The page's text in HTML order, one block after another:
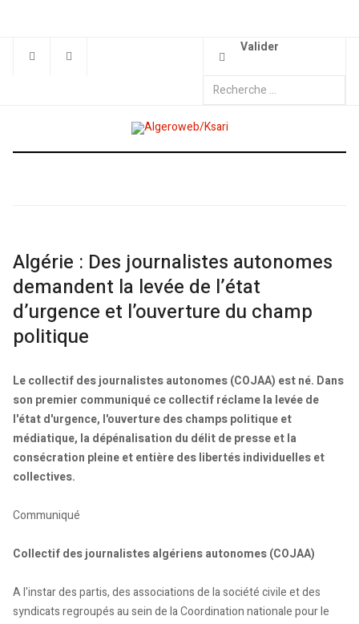
Valider
Algérie : Des journalistes autonomes
demandent la levée de l’état
d’urgence et l’ouverture du champ
politique
Le collectif des journalistes autonomes (COJAA) est né. Dans
son premier communiqué ce collectif réclame la levée de
l'état d'urgence, l'ouverture des champs politique et
médiatique, la dépénalisation du délit de presse et la
consécration pleine et entière des libertés individuelles et
collectives.
Communiqué
Collectif des journalistes algériens autonomes (COJAA)
A l'instar des partis, des associations de la société civile et des
syndicats regroupés au sein de la Coordination nationale pour le